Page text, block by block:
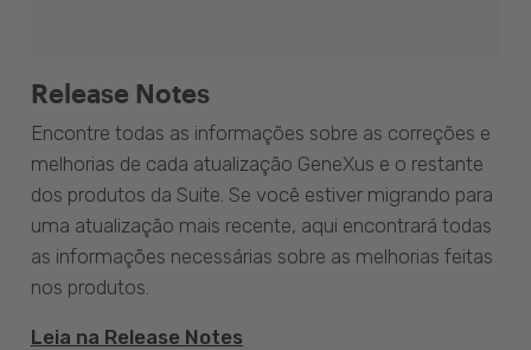
Release Notes
Encontre todas as informações sobre as correções e
melhorias de cada atualização GeneXus e o restante
dos produtos da Suite. Se você estiver migrando para
uma atualização mais recente, aqui encontrará todas
as informações necessárias sobre as melhorias feitas
nos produtos.
Leia na Release Notes